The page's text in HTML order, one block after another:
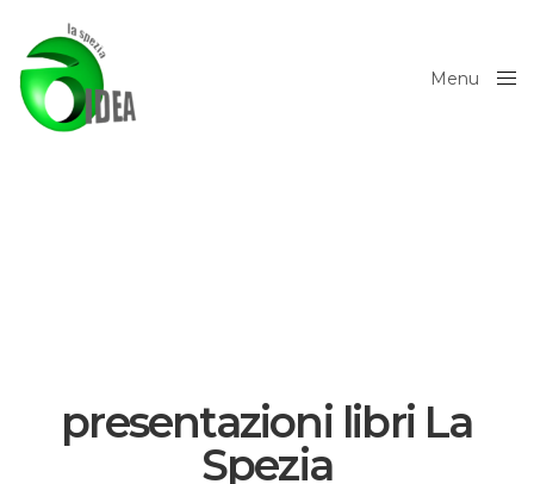
Menu
presentazioni libri La
Spezia